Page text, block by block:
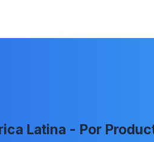
Latina - Por